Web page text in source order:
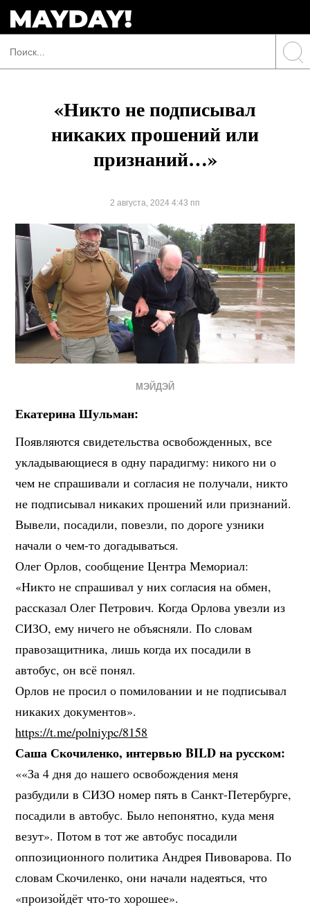
«Никто не подписывал
никаких прошений или
признаний…»
2 августа, 2024 4:43 пп
МЭЙДЭЙ
Екатерина Шульман:
Появляются свидетельства освобожденных, все
укладывающиеся в одну парадигму: никого ни о
чем не спрашивали и согласия не получали, никто
не подписывал никаких прошений или признаний.
Вывели, посадили, повезли, по дороге узники
начали о чем-то догадываться.
Олег Орлов, сообщение Центра Мемориал:
«Никто не спрашивал у них согласия на обмен,
рассказал Олег Петрович. Когда Орлова увезли из
СИЗО, ему ничего не объясняли. По словам
правозащитника, лишь когда их посадили в
автобус, он всё понял.
Орлов не просил о помиловании и не подписывал
никаких документов».
https://t.me/polniypc/8158
Саша Скочиленко, интервью BILD на русском:
««За 4 дня до нашего освобождения меня
разбудили в СИЗО номер пять в Санкт-Петербурге,
посадили в автобус. Было непонятно, куда меня
везут». Потом в тот же автобус посадили
оппозиционного политика Андрея Пивоварова. По
словам Скочиленко, они начали надеяться, что
«произойдёт что-то хорошее».